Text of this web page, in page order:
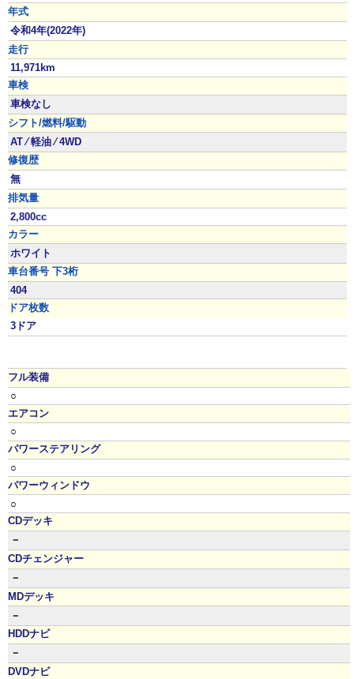
年式
令和4年(2022年)
走行
11,971km
車検
車検なし
シフト/燃料/駆動
AT ⁄ 軽油 ⁄ 4WD
修復歴
無
排気量
2,800cc
カラー
ホワイト
車台番号 下3桁
404
ドア枚数
3ドア
フル装備
○
エアコン
○
パワーステアリング
○
パワーウィンドウ
○
CDデッキ
－
CDチェンジャー
－
MDデッキ
－
HDDナビ
－
DVDナビ